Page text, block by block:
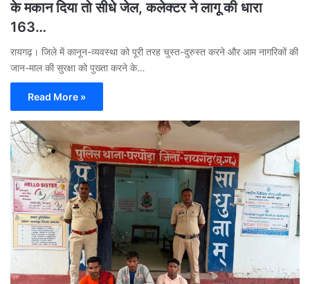
के मकान दिया तो सीधे जेल, कलेक्टर ने लागू की धारा
163…
रायगढ़। जिले में कानून-व्यवस्था को पूरी तरह चुस्त-दुरुस्त करने और आम नागरिकों की
जान-माल की सुरक्षा को पुख्ता करने के…
Read More »